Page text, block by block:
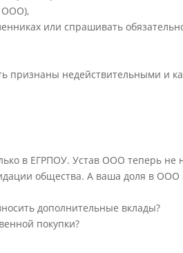
ООО),
или спрашивать
признаны недействительными и
в ЕГРПОУ. Устав ООО теперь не
общества. А ваша доля в ООО
дополнительные вклады?
покупки?